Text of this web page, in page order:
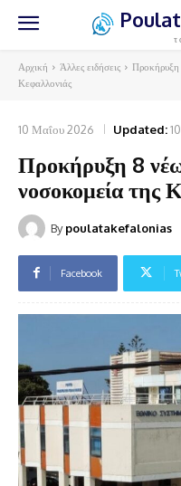
Αρχική Άλλες ειδήσεις
Προκήρυξη
Κεφαλλονιάς
10 Μαΐου 2026 Updated:
Προκήρυξη 8
νοσοκομεία της
By poulatakefalonias
Facebook